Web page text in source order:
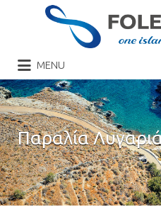
Folegandros – The
Community of
Αναζήτηση
MENU
Παραλία